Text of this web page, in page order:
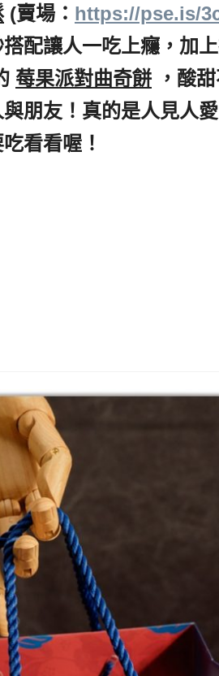
, (賣場： https://pse.is/
配讓人一吃上癮，加
莓果派對曲奇餅 ，酸
朋友！真的是人見人
看看喔！